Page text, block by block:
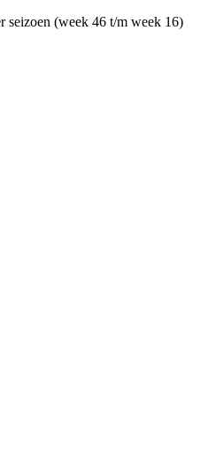
seizoen (week 46 t/m week 16)